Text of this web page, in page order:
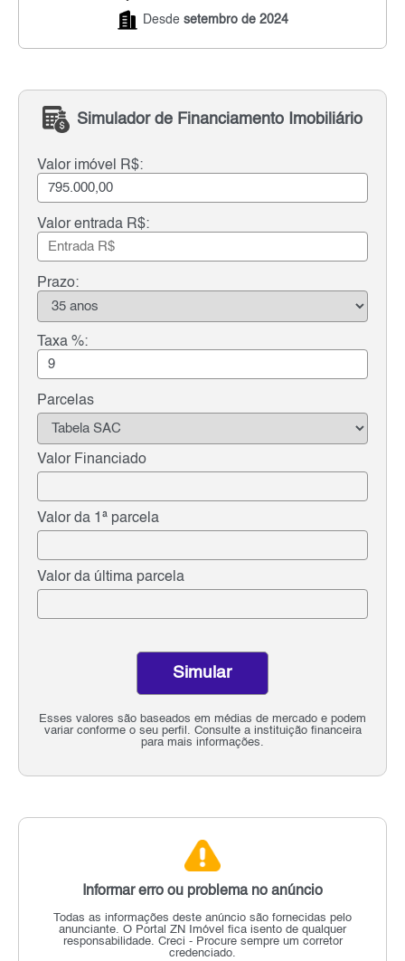
Desde setembro de 2024
Simulador de Financiamento Imobiliário
Valor imóvel R$:
Valor entrada R$:
Prazo:
Taxa %:
Parcelas
Valor Financiado
Valor da 1ª parcela
Valor da última parcela
Esses valores são baseados em médias de mercado e podem
variar conforme o seu perfil. Consulte a instituição financeira
para mais informações.
Simular
Informar erro ou problema no anúncio
Todas as informações deste anúncio são fornecidas pelo
anunciante. O Portal ZN Imóvel fica isento de qualquer
responsabilidade. Creci - Procure sempre um corretor
credenciado.